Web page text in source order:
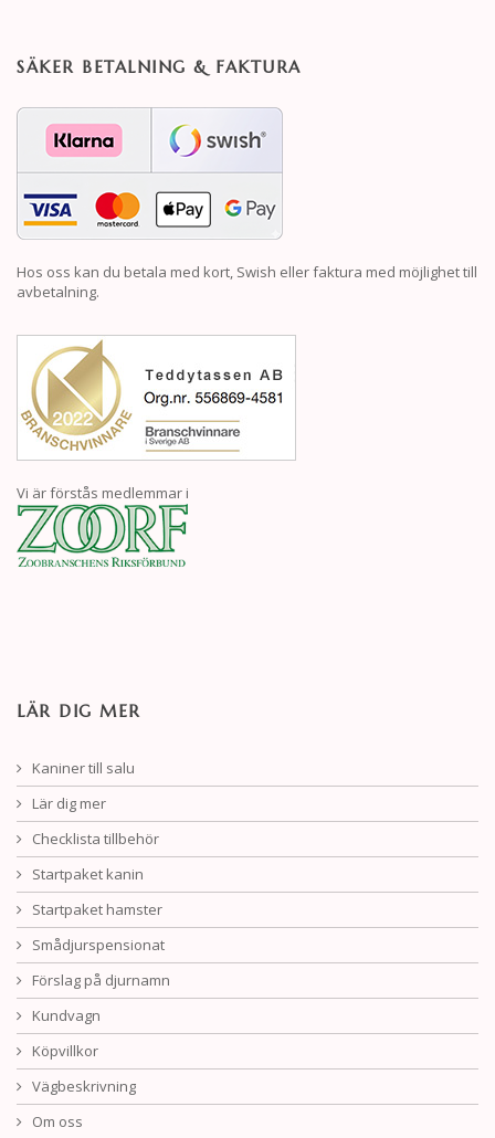
SÄKER BETALNING & FAKTURA
Hos oss kan du betala med kort, Swish eller faktura med möjlighet till
avbetalning.
Vi är förstås medlemmar i
LÄR DIG MER
Kaniner till salu
Lär dig mer
Checklista tillbehör
Startpaket kanin
Startpaket hamster
Smådjurspensionat
Förslag på djurnamn
Kundvagn
Köpvillkor
Vägbeskrivning
Om oss